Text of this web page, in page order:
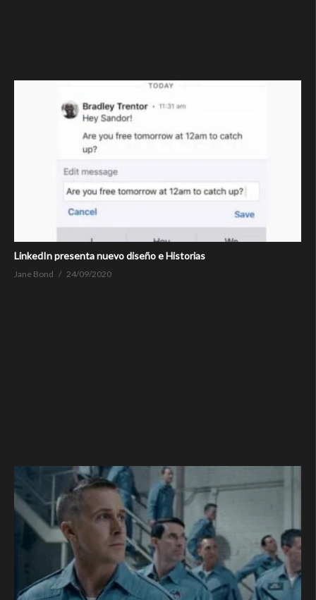
LinkedIn presenta nuevo diseño e Historias
Jane Bond 24/09/2020